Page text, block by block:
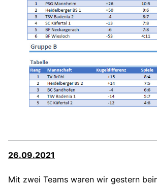
26.09.2021
Mit zwei Teams waren wir gestern